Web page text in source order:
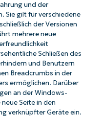
und der
Sie gilt für verschiedene
der Versionen
mehrere neue
Schließen des
und Benutzern
Breadcrumbs in der
ermöglichen. Darüber
an der Windows-
Seite in den
verknüpfter Geräte ein.